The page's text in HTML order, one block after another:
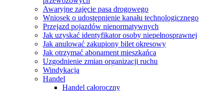
Awaryjne zajęcie pasa drogowego
Wniosek o udostępnienie kanału technologicznego
Przejazd pojazdów nienormatywnych
Jak uzyskać identyfikator osoby niepełnosprawnej
Jak anulować zakupiony bilet okresowy
Jak otrzymać abonament mieszkańca
Uzgodnienie zmian organizacji ruchu
Windykacja
Handel
Handel całoroczny